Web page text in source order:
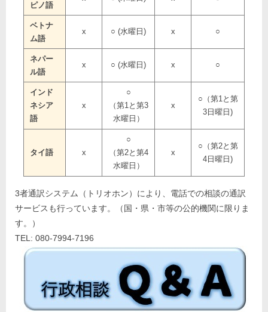
ピノ語
ベトナ
ム語
x ○ (水曜日) x ○
ネパー
ル語
x ○ (水曜日) x ○
インド
ネシア
語
x
○
（第1と第3
水曜日）
x
○ （第1と第
3 日曜日)
タイ語 x
○
（第2と第4
水曜日）
x
○ （第2と第
4 日曜日)
3者通訳システム（トリオホン）により、電話での相談の通訳
サービスも行っています。（国・県・市等の公的機関に限りま
す。）
TEL: 080-7994-7196